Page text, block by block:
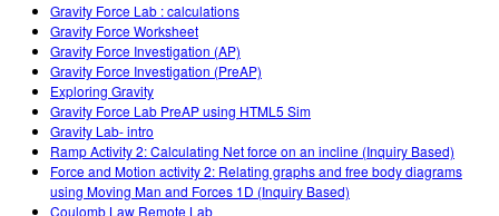
Gravity Force Lab : calculations
Gravity Force Worksheet
Gravity Force Investigation (AP)
Gravity Force Investigation (PreAP)
Exploring Gravity
Gravity Force Lab PreAP using HTML5 Sim
Gravity Lab- intro
Ramp Activity 2: Calculating Net force on an incline (Inquiry Based)
Force and Motion activity 2: Relating graphs and free body diagrams
using Moving Man and Forces 1D (Inquiry Based)
Coulomb Law Remote Lab